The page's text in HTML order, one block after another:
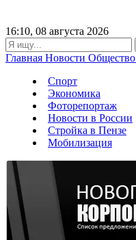
16:10, 08 августа 2026
Главная Новости Общество
Спорт
Экономика
Фоторепортаж
Новости в России
Стройка в Пензе
Мобилизация